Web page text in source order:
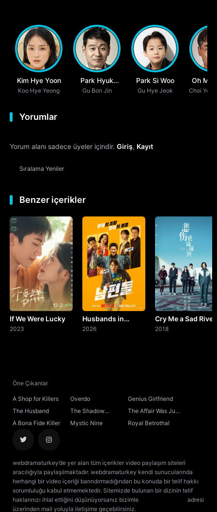
Kim Hye Yoon
Koo Hye Yeong
Park Hyuk
Kwon
Gu Bon Jin
Park Si Woo
Gu Hye Jeok
Oh
Choi
Yorumlar
Yorum alanı sadece üyeler içindir. Giriş, Kayıt
Sıralama Yeniler
Benzer içerikler
If We Were Lucky
2023
Husbands in
Action
2026
Cry Me a Sad River
2018
Öne Çıkanlar
A Shop for Killers Overdo
Genius Girlfriend
The Husband
The Shadow
Sovereign
The Affair Was Just
the Beginning
A Bona Fide Killer Mystic Nine Royal Betrothal
webdramaturkey’de yer alan tüm içerikler video paylaşım siteleri
aracılığıyla paylaşılmaktadır. webdramaturkey kendi sunucularında
herhangi bir video içeriği barındırmadığından bu konuda bir telif hakkı
sorumluluğu kabul etmemektedir. Sitemizde bulunan bir dizinin telif
haklarınızı ihlal ettiğini düşünüyorsanız bizimle
adresi
üzerinden mail yoluyla iletişime geçebilirsiniz.